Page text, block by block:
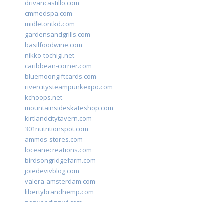
drivancastillo.com
cmmedspa.com
midletontkd.com
gardensandgrills.com
basilfoodwine.com
nikko-tochigi.net
caribbean-corner.com
bluemoongiftcards.com
rivercitysteampunkexpo.com
kchoops.net
mountainsideskateshop.com
kirtlandcitytavern.com
301nutritionspot.com
ammos-stores.com
loceanecreations.com
birdsongridgefarm.com
joiedevivblog.com
valera-amsterdam.com
libertybrandhemp.com